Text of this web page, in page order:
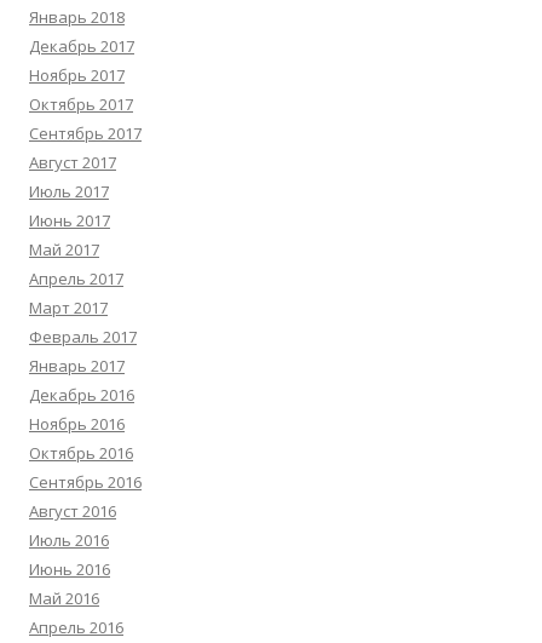
Январь 2018
Декабрь 2017
Ноябрь 2017
Октябрь 2017
Сентябрь 2017
Август 2017
Июль 2017
Июнь 2017
Май 2017
Апрель 2017
Март 2017
Февраль 2017
Январь 2017
Декабрь 2016
Ноябрь 2016
Октябрь 2016
Сентябрь 2016
Август 2016
Июль 2016
Июнь 2016
Май 2016
Апрель 2016